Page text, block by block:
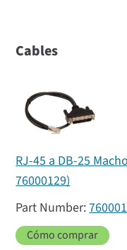
Cables
RJ-45 a DB-25
76000129)
Cómo comprar